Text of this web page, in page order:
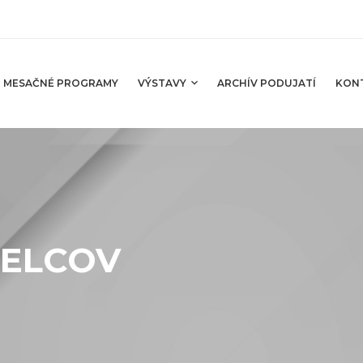
MESAČNÉ PROGRAMY VÝSTAVY ARCHÍV PODUJATÍ